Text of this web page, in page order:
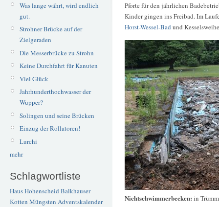
Was lange währt, wird endlich
gut.
Strohner Brücke auf der
Zielgeraden
Die Messerbrücke zu Strohn
Keine Durchfahrt für Kanuten
Viel Glück
Jahrhunderthochwasser der
Wupper?
Solingen und seine Brücken
Einzug der Rollatoren!
Lurchi
mehr
Schlagwortliste
Haus Hohenscheid Balkhauser
Kotten Müngsten Adventskalender
Pforte für den jährlichen
Kinder gingen ins Freibad. Im
Horst-Wessel-Bad und
Nichtschwimmerbecken: in